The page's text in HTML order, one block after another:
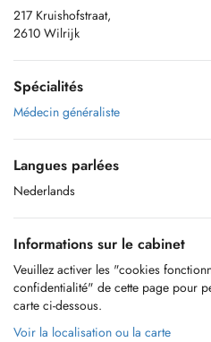
217 Kruishofstraat,
2610 Wilrijk
Spécialités
Médecin généraliste
Langues parlées
Nederlands
Informations sur le cabinet
Veuillez activer les "cookies
confidentialité" de cette page pour
carte ci-dessous.
Voir la localisation ou la carte